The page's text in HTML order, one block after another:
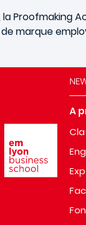
la Proofmaking
marque
A